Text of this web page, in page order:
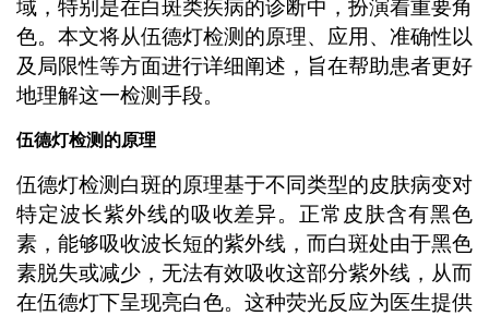
域，特别是在白斑类疾病的诊断中，扮演着重要角
色。本文将从伍德灯检测的原理、应用、准确性以
及局限性等方面进行详细阐述，旨在帮助患者更好
地理解这一检测手段。
伍德灯检测的原理
伍德灯检测白斑的原理基于不同类型的皮肤病变对
特定波长紫外线的吸收差异。正常皮肤含有黑色
素，能够吸收波长短的紫外线，而白斑处由于黑色
素脱失或减少，无法有效吸收这部分紫外线，从而
在伍德灯下呈现亮白色。这种荧光反应为医生提供